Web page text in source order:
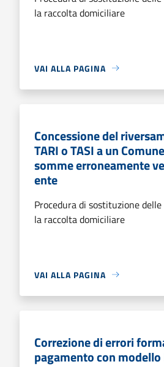
la raccolta domiciliare
VAI ALLA PAGINA
Concessione del
TARI o TASI a un
somme erroneamente
ente
Procedura di sostituzione
la raccolta domiciliare
VAI ALLA PAGINA
Correzione di errori
pagamento con modello